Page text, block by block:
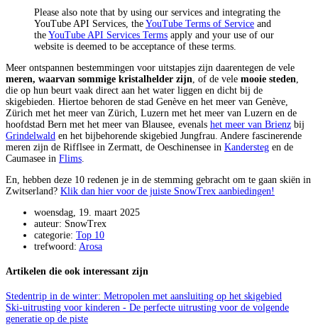
Please also note that by using our services and integrating the
YouTube API Services, the YouTube Terms of Service and
the YouTube API Services Terms apply and your use of our
website is deemed to be acceptance of these terms.
Meer ontspannen bestemmingen voor uitstapjes zijn daarentegen de vele
meren, waarvan sommige kristalhelder zijn, of de vele mooie steden,
die op hun beurt vaak direct aan het water liggen en dicht bij de
skigebieden. Hiertoe behoren de stad Genève en het meer van Genève,
Zürich met het meer van Zürich, Luzern met het meer van Luzern en de
hoofdstad Bern met het meer van Blausee, evenals het meer van Brienz bij
Grindelwald en het bijbehorende skigebied Jungfrau. Andere fascinerende
meren zijn de Rifflsee in Zermatt, de Oeschinensee in Kandersteg en de
Caumasee in Flims.
En, hebben deze 10 redenen je in de stemming gebracht om te gaan skiën in
Zwitserland? Klik dan hier voor de juiste SnowTrex aanbiedingen!
woensdag, 19. maart 2025
auteur: SnowTrex
categorie: Top 10
trefwoord: Arosa
Artikelen die ook interessant zijn
Stedentrip in de winter: Metropolen met aansluiting op het skigebied
Ski-uitrusting voor kinderen - De perfecte uitrusting voor de volgende
generatie op de piste